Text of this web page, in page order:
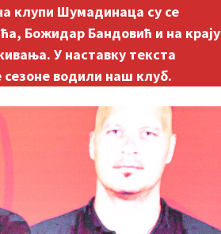
клупи Шумадинаца су се
Божидар Бандовић и на крају
У наставку текста
сезоне водили наш клуб.